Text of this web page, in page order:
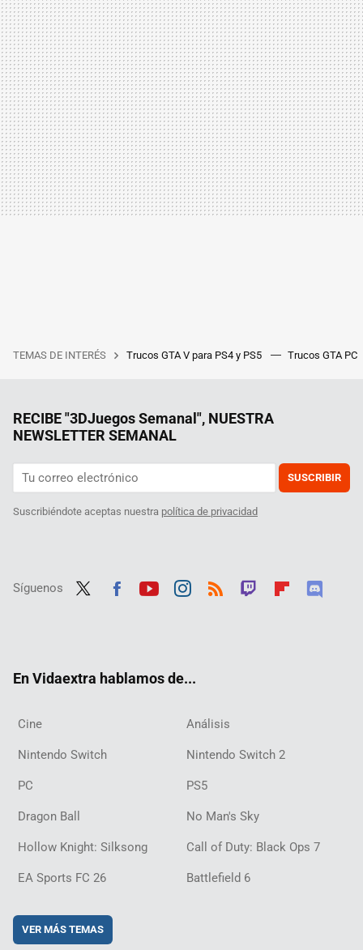
TEMAS DE INTERÉS Trucos GTA V para PS4 y PS5 Trucos GTA PC
RECIBE "3DJuegos Semanal", NUESTRA
NEWSLETTER SEMANAL
SUSCRIBIR
Suscribiéndote aceptas nuestra política de privacidad
Síguenos
En Vidaextra hablamos de...
Cine Análisis
Nintendo Switch Nintendo Switch 2
PC PS5
Dragon Ball No Man's Sky
Hollow Knight: Silksong Call of Duty: Black Ops 7
EA Sports FC 26 Battlefield 6
VER MÁS TEMAS